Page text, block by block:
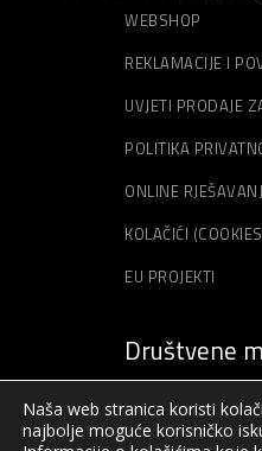
WEBSHOP
REKLAMACIJE I
UVJETI PRODAJE
POLITIKA
ONLINE
KOLAČIĆI
EU PROJEKTI
Društvene
Naša web stranica koristi
najbolje moguće korisničko